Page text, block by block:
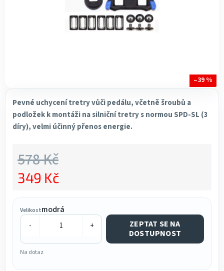
Pevné uchycení tretry vůči pedálu, včetně šroubů a
podložek k montáži na silniční tretry s normou SPD-SL (3
díry), velmi účinný přenos energie.
Velikostmodrá
- +
ZEPTAT SE NA
DOSTUPNOST
Na dotaz
578 Kč
349 Kč
–39 %